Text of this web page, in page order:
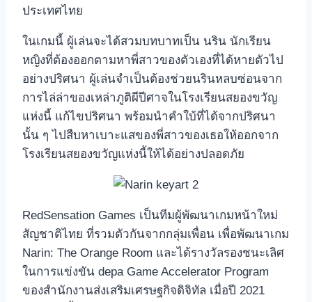
ประเทศไทย
ในเกมนี้ ผู้เล่นจะได้สวมบทบาทเป็น นริน นักเรียน
หญิงที่ต้องออกตามหาพี่สาวของตัวเองที่ได้หายตัวไป
อย่างปริศนา ผู้เล่นจำเป็นต้องช่วยนรินหลบซ่อนจาก
การไล่ล่าของเหล่าภูติผีปีศาจในโรงเรียนสยองขวัญ
แห่งนี้ แก้ไขปริศนา พร้อมนำคำใบ้ที่ได้จากปริศนา
นั้น ๆ ไปสืบหาเบาะแสของพี่สาวของเธอให้ออกจาก
โรงเรียนสยองขวัญแห่งนี้ให้ได้อย่างปลอดภัย
RedSensation Games เป็นทีมผู้พัฒนาเกมหน้าใหม่
สัญชาติไทย ที่รวมตัวกันจากกลุ่มเพื่อน เพื่อพัฒนาเกม
Narin: The Orange Room และได้รางวัลรองชนะเลิศ
ในการแข่งขัน depa Game Accelerator Program
ของสำนักงานส่งเสริมเศรษฐกิจดิจิทัล เมื่อปี 2021